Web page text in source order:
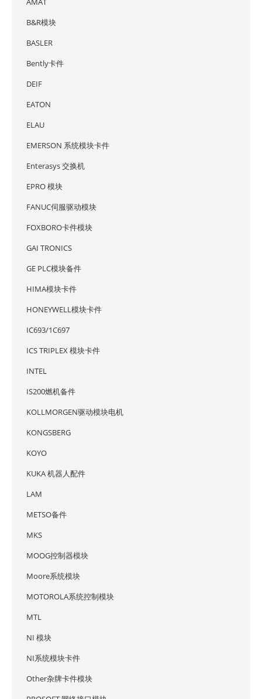
B&R模块
BASLER
Bently卡件
DEIF
EATON
ELAU
EMERSON 系统模块卡件
Enterasys 交换机
EPRO 模块
FANUC伺服驱动模块
FOXBORO卡件模块
GAI TRONICS
GE PLC模块备件
HIMA模块卡件
HONEYWELL模块卡件
IC693/1C697
ICS TRIPLEX 模块卡件
INTEL
IS200燃机备件
KOLLMORGEN驱动模块电机
KONGSBERG
KOYO
KUKA 机器人配件
LAM
METSO备件
MKS
MOOG控制器模块
Moore系统模块
MOTOROLA系统控制模块
MTL
NI 模块
NI系统模块卡件
Other杂牌卡件模块